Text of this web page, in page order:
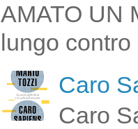
AMATO UN
lungo
Caro
Caro